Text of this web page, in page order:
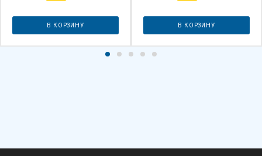
В КОРЗИНУ В КОРЗИНУ